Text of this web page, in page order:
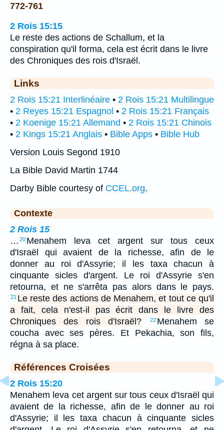
772-761
2 Rois 15:15
Le reste des actions de Schallum, et la
conspiration qu'il forma, cela est écrit dans le livre
des Chroniques des rois d'Israël.
Links
2 Rois 15:21 Interlinéaire • 2 Rois 15:21 Multilingue
• 2 Reyes 15:21 Espagnol • 2 Rois 15:21 Français
• 2 Koenige 15:21 Allemand • 2 Rois 15:21 Chinois
• 2 Kings 15:21 Anglais • Bible Apps • Bible Hub
Version Louis Segond 1910
La Bible David Martin 1744
Darby Bible courtesy of CCEL.org.
Contexte
2 Rois 15
… 20 Menahem leva cet argent sur tous ceux
d'Israël qui avaient de la richesse, afin de le
donner au roi d'Assyrie; il les taxa chacun à
cinquante sicles d'argent. Le roi d'Assyrie s'en
retourna, et ne s'arrêta pas alors dans le pays.
21 Le reste des actions de Menahem, et tout ce qu'il
a fait, cela n'est-il pas écrit dans le livre des
Chroniques des rois d'Israël?
22 Menahem se
coucha avec ses pères. Et Pekachia, son fils,
régna à sa place.
Références Croisées
2 Rois 15:20
Menahem leva cet argent sur tous ceux d'Israël qui
avaient de la richesse, afin de le donner au roi
d'Assyrie; il les taxa chacun à cinquante sicles